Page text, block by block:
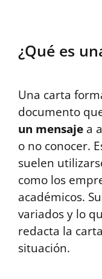
¿Qué es
Una carta
documento
un mensaje a
o no conocer.
suelen
como los
académicos.
variados y lo
redacta la
situación.